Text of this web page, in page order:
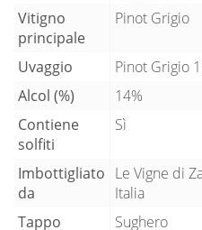
Vitigno
principale
Pinot Grigio
Uvaggio
Pinot Grigio
Alcol (%)
14%
Contiene
solfiti
Sì
Imbottigliato
da
Le Vigne di
Italia
Tappo
Sughero